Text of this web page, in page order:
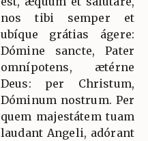
nos tibi semper et
ubíque grátias ágere:
Dómine sancte, Pater
omnípotens, ætérne
Deus: per Christum,
Dóminum nostrum. Per
quem majestátem tuam
laudant Angeli, adórant